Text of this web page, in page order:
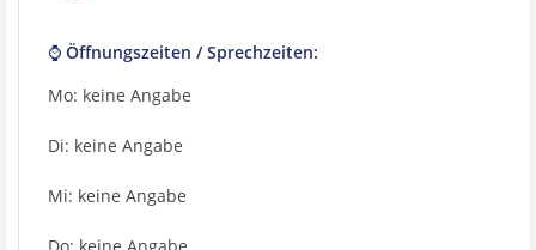
⌚ Öffnungszeiten / Sprechzeiten:
Mo: keine Angabe
Di: keine Angabe
Mi: keine Angabe